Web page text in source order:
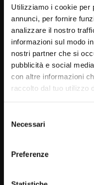
Utilizziamo i cookie per
annunci, per fornire
analizzare il nostro
informazioni sul modo
nostri partner che si
pubblicità e social
con altre informazioni
raccolto dal tuo utilizzo
delNecessari
Preferenze
Kontakte